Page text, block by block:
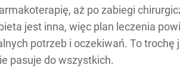
aż po zabiegi
jest inna, więc plan leczenia
potrzeb i oczekiwań. To
pasuje do wszystkich.